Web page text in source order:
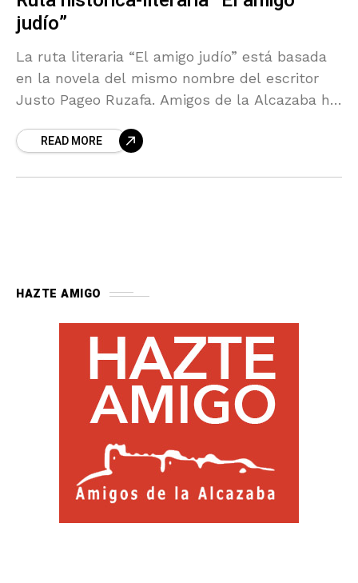
judío”
La ruta literaria “El amigo judío” está basada
en la novela del mismo nombre del escritor
Justo Pageo Ruzafa. Amigos de la Alcazaba ha
ruta que se desarrolla por los escenarios de la
READ MORE
HAZTE AMIGO